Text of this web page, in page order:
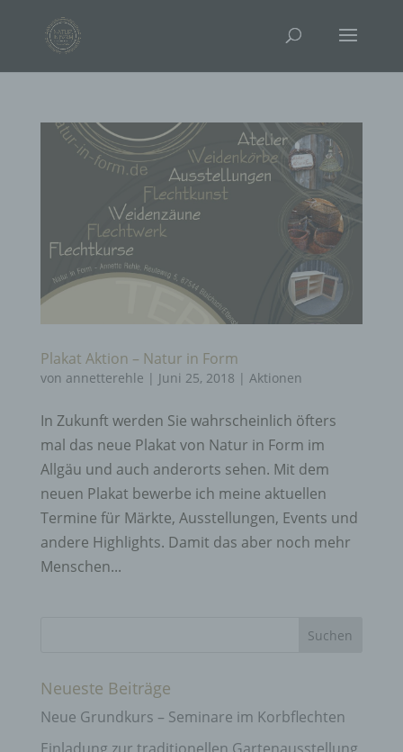
Plakat Aktion – Natur in Form
von annetterehle | Juni 25, 2018 | Aktionen
In Zukunft werden Sie wahrscheinlich öfters
mal das neue Plakat von Natur in Form im
Allgäu und auch anderorts sehen. Mit dem
neuen Plakat bewerbe ich meine aktuellen
Termine für Märkte, Ausstellungen, Events und
andere Highlights. Damit das aber noch mehr
Menschen...
Neueste Beiträge
Neue Grundkurs – Seminare im Korbflechten